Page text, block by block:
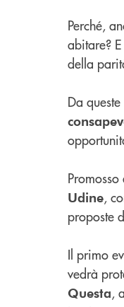
Perché,
abitare?
della
Da
Promosso
Udine,
proposte
Il primo
vedrà
Questa,